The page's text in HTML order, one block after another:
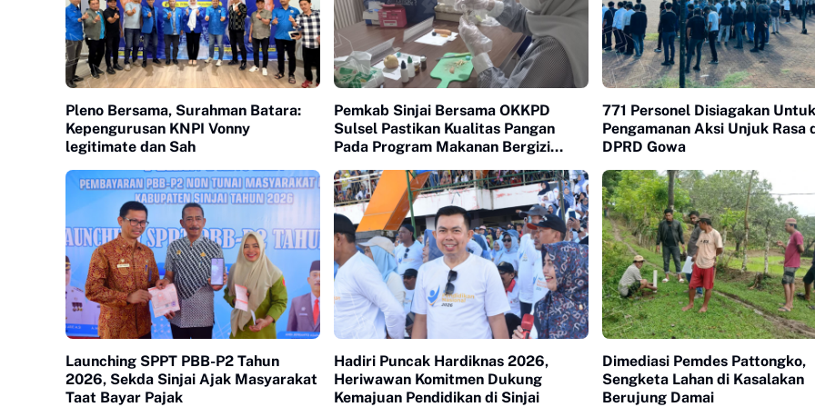
Pleno Bersama, Surahman Batara:
Kepengurusan KNPI Vonny
legitimate dan Sah
Pemkab Sinjai Bersama OKKPD
Sulsel Pastikan Kualitas Pangan
Pada Program Makanan Bergizi
771 Personel Disiagakan Untuk
Pengamanan Aksi Unjuk Rasa
DPRD Gowa
Launching SPPT PBB-P2 Tahun
2026, Sekda Sinjai Ajak Masyarakat
Taat Bayar Pajak
Hadiri Puncak Hardiknas 2026,
Heriwawan Komitmen Dukung
Kemajuan Pendidikan di Sinjai
Dimediasi Pemdes Pattongko,
Sengketa Lahan di Kasalakan
Berujung Damai